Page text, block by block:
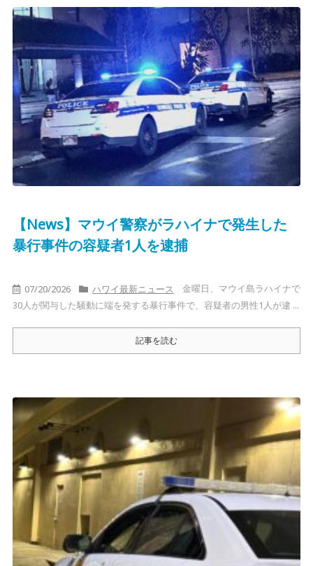
【News】マウイ警察がラハイナで発生した
暴行事件の容疑者1人を逮捕
07/20/2026 ハワイ最新ニュース
金曜日、マウイ島ラハイナで
30人が関与した騒動に端を発する暴行事件で、容疑者の男性1人が逮 ...
記事を読む